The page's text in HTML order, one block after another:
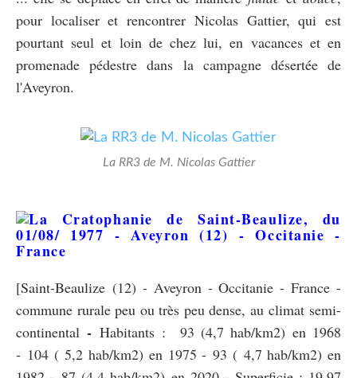
pour localiser et rencontrer Nicolas Gattier, qui est
pourtant seul et loin de chez lui, en vacances et en
promenade pédestre dans la campagne désertée de
l'Aveyron.
La RR3 de M. Nicolas Gattier
[Saint-Beaulize (12) - Aveyron - Occitanie - France -
commune rurale peu ou très peu dense, auclimat semi-
continental- Habitants :
93 (4,7 hab/km2) en 1968
- 104 ( 5,2 hab/km2) en 1975 - 93 ( 4,7 hab/km2) en